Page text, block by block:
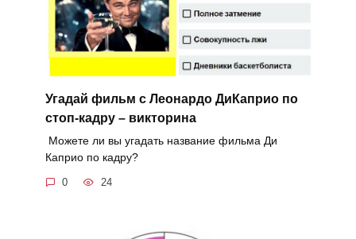
Угадай фильм с Леонардо ДиКаприо по
стоп-кадру – викторина
Можете ли вы угадать название фильма Ди
Каприо по кадру?
0 24